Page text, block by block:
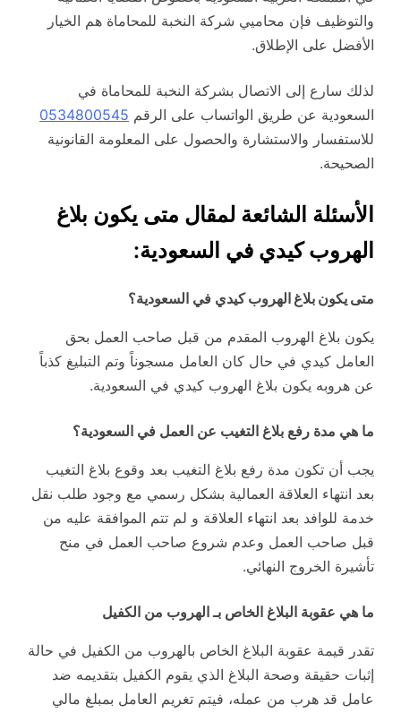
والتوظيف فإن محاميي شركة النخبة للمحاماة هم الخيار
الأفضل على الإطلاق.
لذلك سارع إلى الاتصال بشركة النخبة للمحاماة في
السعودية عن طريق الواتساب على الرقم 0534800545
للاستفسار والاستشارة والحصول على المعلومة القانونية
الصحيحة.
الأسئلة الشائعة لمقال متى يكون بلاغ
الهروب كيدي في السعودية:
متى يكون بلاغ الهروب كيدي في السعودية؟
يكون بلاغ الهروب المقدم من قبل صاحب العمل بحق
العامل كيدي في حال كان العامل مسجوناً وتم التبليغ كذباً
عن هروبه يكون بلاغ الهروب كيدي في السعودية.
ما هي مدة رفع بلاغ التغيب عن العمل في السعودية؟
يجب أن تكون مدة رفع بلاغ التغيب بعد وقوع بلاغ التغيب
بعد انتهاء العلاقة العمالية بشكل رسمي مع وجود طلب نقل
خدمة للوافد بعد انتهاء العلاقة و لم تتم الموافقة عليه من
قبل صاحب العمل وعدم شروع صاحب العمل في منح
تأشيرة الخروج النهائي.
ما هي عقوبة البلاغ الخاص بـ الهروب من الكفيل
تقدر قيمة عقوبة البلاغ الخاص بالهروب من الكفيل في حالة
إثبات حقيقة وصحة البلاغ الذي يقوم الكفيل بتقديمه ضد
عامل قد هرب من عمله، فيتم تغريم العامل بمبلغ مالي